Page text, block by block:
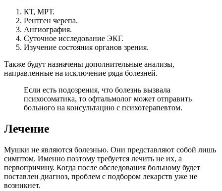
КТ, МРТ.
Рентген черепа.
Ангиография.
Суточное исследование ЭКГ.
Изучение состояния органов зрения.
Также будут назначены дополнительные анализы,
направленные на исключение ряда болезней.
Если есть подозрения, что болезнь вызвала
психосоматика, то офтальмолог может отправить
больного на консультацию с психотерапевтом.
Лечение
Мушки не являются болезнью. Они представляют собой лишь
симптом. Именно поэтому требуется лечить не их, а
первопричину. Когда после обследования больному будет
поставлен диагноз, проблем с подбором лекарств уже не
возникнет.